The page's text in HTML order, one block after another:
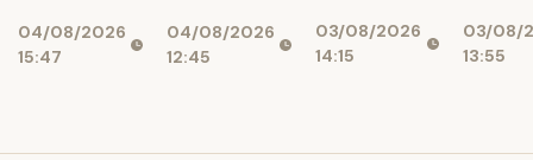
aprobate
04/08/2026
15:47
milioane de
lei
04/08/2026
12:45
lună!
Rezervele
României
03/08/2026
14:15
de
03/08/
13:55